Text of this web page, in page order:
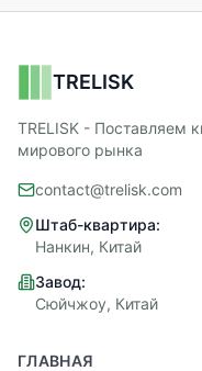
TRELISK
TRELISK - Поставляем
мирового рынка
contact@trelisk.com
Штаб-квартира:
Нанкин, Китай
Завод:
Сюйчжоу, Китай
ГЛАВНАЯ